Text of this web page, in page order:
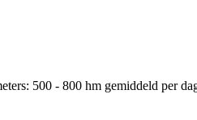
500 - 800 hm gemiddeld per